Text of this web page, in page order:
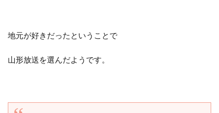
地元が好きだったということで
山形放送を選んだようです。